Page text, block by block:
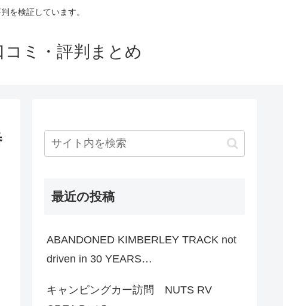
を検証しています。
ミ・評判まとめ
最近の投稿
ABANDONED KIMBERLEY TRACK not
driven in 30 YEARS…
キャンピングカー訪問 NUTS RV